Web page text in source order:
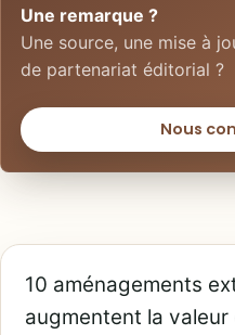
Une remarque ?
Une source, une mise à
de partenariat éditorial ?
Nous
10 aménagements
augmentent la valeur